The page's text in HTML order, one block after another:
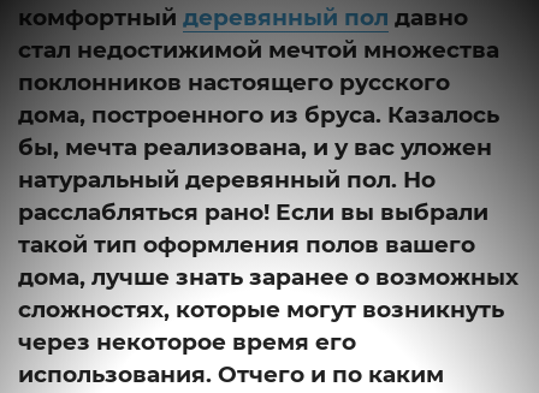
комфортный деревянный пол давно
стал недостижимой мечтой множества
поклонников настоящего русского
дома, построенного из бруса. Казалось
бы, мечта реализована, и у вас уложен
натуральный деревянный пол. Но
расслабляться рано! Если вы выбрали
такой тип оформления полов вашего
дома, лучше знать заранее о возможных
сложностях, которые могут возникнуть
через некоторое время его
использования. Отчего и по каким